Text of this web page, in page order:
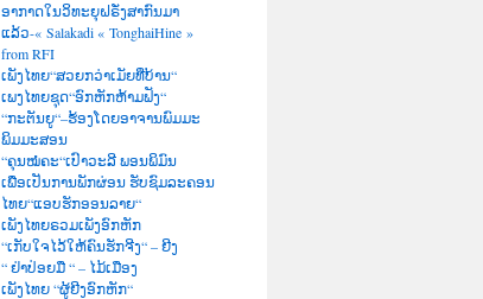
ອາກາດໃນວິທະຍຸຝຣັ່ງສາກົນມາ
ແລ້ວ-« Salakadi « TonghaiHine »
from RFI
ເພັງໄທຍ“ສວຍກວ່າເມັຍທີ່ບ້ານ“
ເພງໄທຍຊຸດ“ອົກຫັກຫ້າມຟັງ“
“ກະຕັນຍູ“–ຮ້ອງໂດຍອາຈານພົມມະ
ພິມມະສອນ
“ຄຸນໝໍຄະ“ເປົາວະລີ ພອນພິມົນ
ເພື່ອເປັນການພັກຜ່ອນ ຮັບຊົມລະຄອນ
ໄທຍ“ແອບຮັກອອນລາຍ“
ເພັງໄທຍຣວມເພັງອົກຫັກ
“ເກັບໃຈໄວ້ໃຫ້ຄົນຮັກຈີງ“ – ຍີງ
“ ຢ່າປ່ອຍມື “ – ໄມ້ເມືອງ
ເພັງໄທຍ “ຜູ້ຍີງອົກຫັກ“